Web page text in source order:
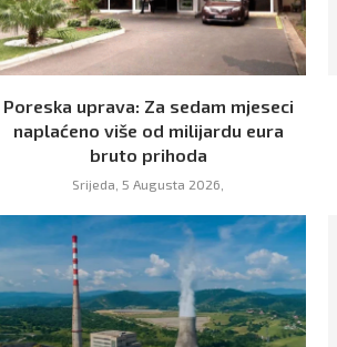
Poreska uprava: Za sedam mjeseci
naplaćeno više od milijardu eura
bruto prihoda
Srijeda, 5 Augusta 2026,